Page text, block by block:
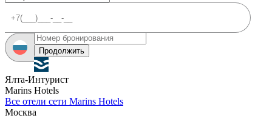
Продолжить
Ялта-Интурист
Marins Hotels
Все отели сети Marins Hotels
Москва